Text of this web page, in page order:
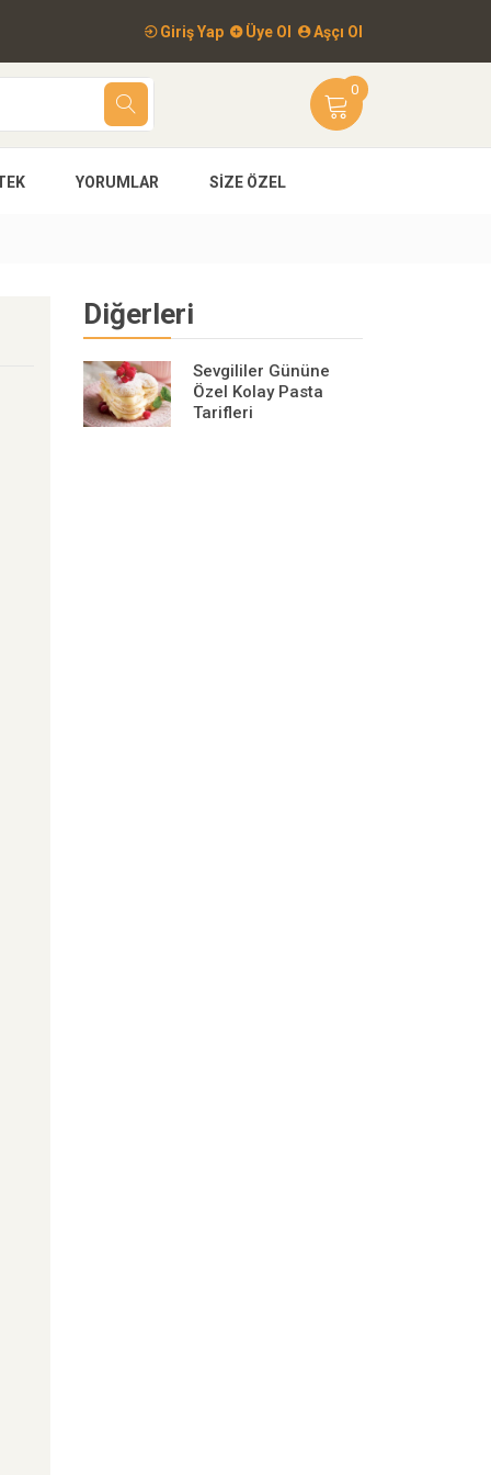
Giriş Yap Üye Ol Aşçı Ol
0
YORUMLAR SIZE ÖZEL
Diğerleri
Sevgililer Gününe
Özel Kolay Pasta
Tarifleri